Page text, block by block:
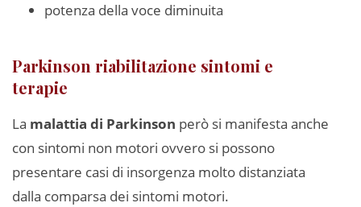
potenza della voce diminuita
Parkinson riabilitazione sintomi e
terapie
La malattia di Parkinson però si manifesta anche
con sintomi non motori ovvero si possono
presentare casi di insorgenza molto distanziata
dalla comparsa dei sintomi motori.